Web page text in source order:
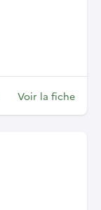
Voir la fiche